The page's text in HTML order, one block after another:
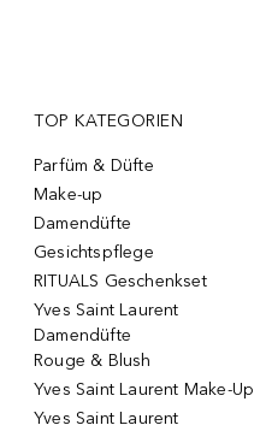
TOP KATEGORIEN
Parfüm & Düfte
Make-up
Damendüfte
Gesichtspflege
RITUALS Geschenkset
Yves Saint Laurent
Damendüfte
Rouge & Blush
Yves Saint Laurent Make-Up
Yves Saint Laurent